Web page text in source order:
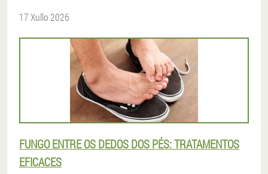
17 Xullo 2026
FUNGO ENTRE OS DEDOS DOS PÉS: TRATAMENTOS
EFICACES